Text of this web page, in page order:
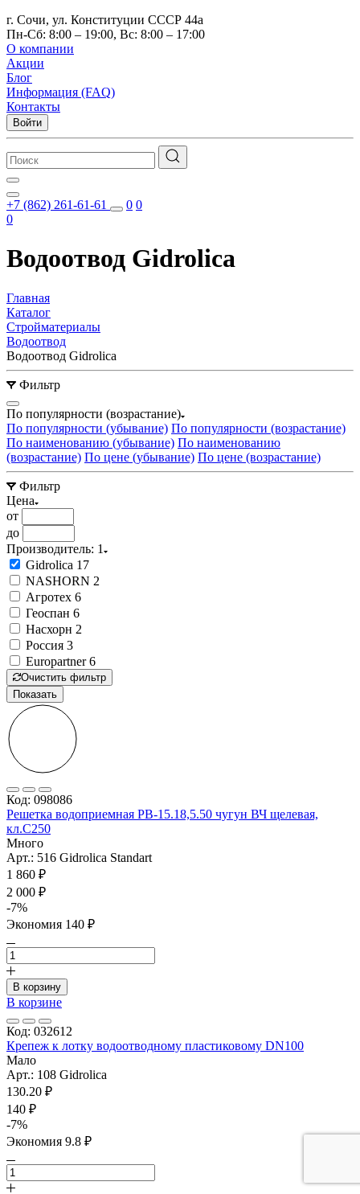
г. Сочи, ул. Конституции СССР 44а
Пн-Сб: 8:00 – 19:00, Вс: 8:00 – 17:00
О компании
Акции
Блог
Информация (FAQ)
Контакты
Войти
+7 (862) 261-61-61 0 0
0
Водоотвод Gidrolica
Главная
Каталог
Стройматериалы
Водоотвод
Водоотвод Gidrolica
Фильтр
По популярности (возрастание)
По популярности (убывание) По популярности (возрастание)
По наименованию (убывание) По наименованию
(возрастание) По цене (убывание) По цене (возрастание)
Фильтр
Цена
от
до
Производитель: 1
Gidrolica 17
NASHORN 2
Агротех 6
Геоспан 6
Насхорн 2
Россия 3
Europartner6
Очистить фильтр
Показать
Код: 098086
Решетка водоприемная РВ-15.18,5.50 чугун ВЧ щелевая,
кл.С250
Много
Арт.: 516 Gidrolica Standart
1 860 ₽
2 000 ₽
-7%
Экономия 140 ₽
В корзину
В корзине
Код: 032612
Крепеж к лотку водоотводному пластиковому DN100
Мало
Арт.: 108 Gidrolica
130.20 ₽
140 ₽
-7%
Экономия 9.8 ₽